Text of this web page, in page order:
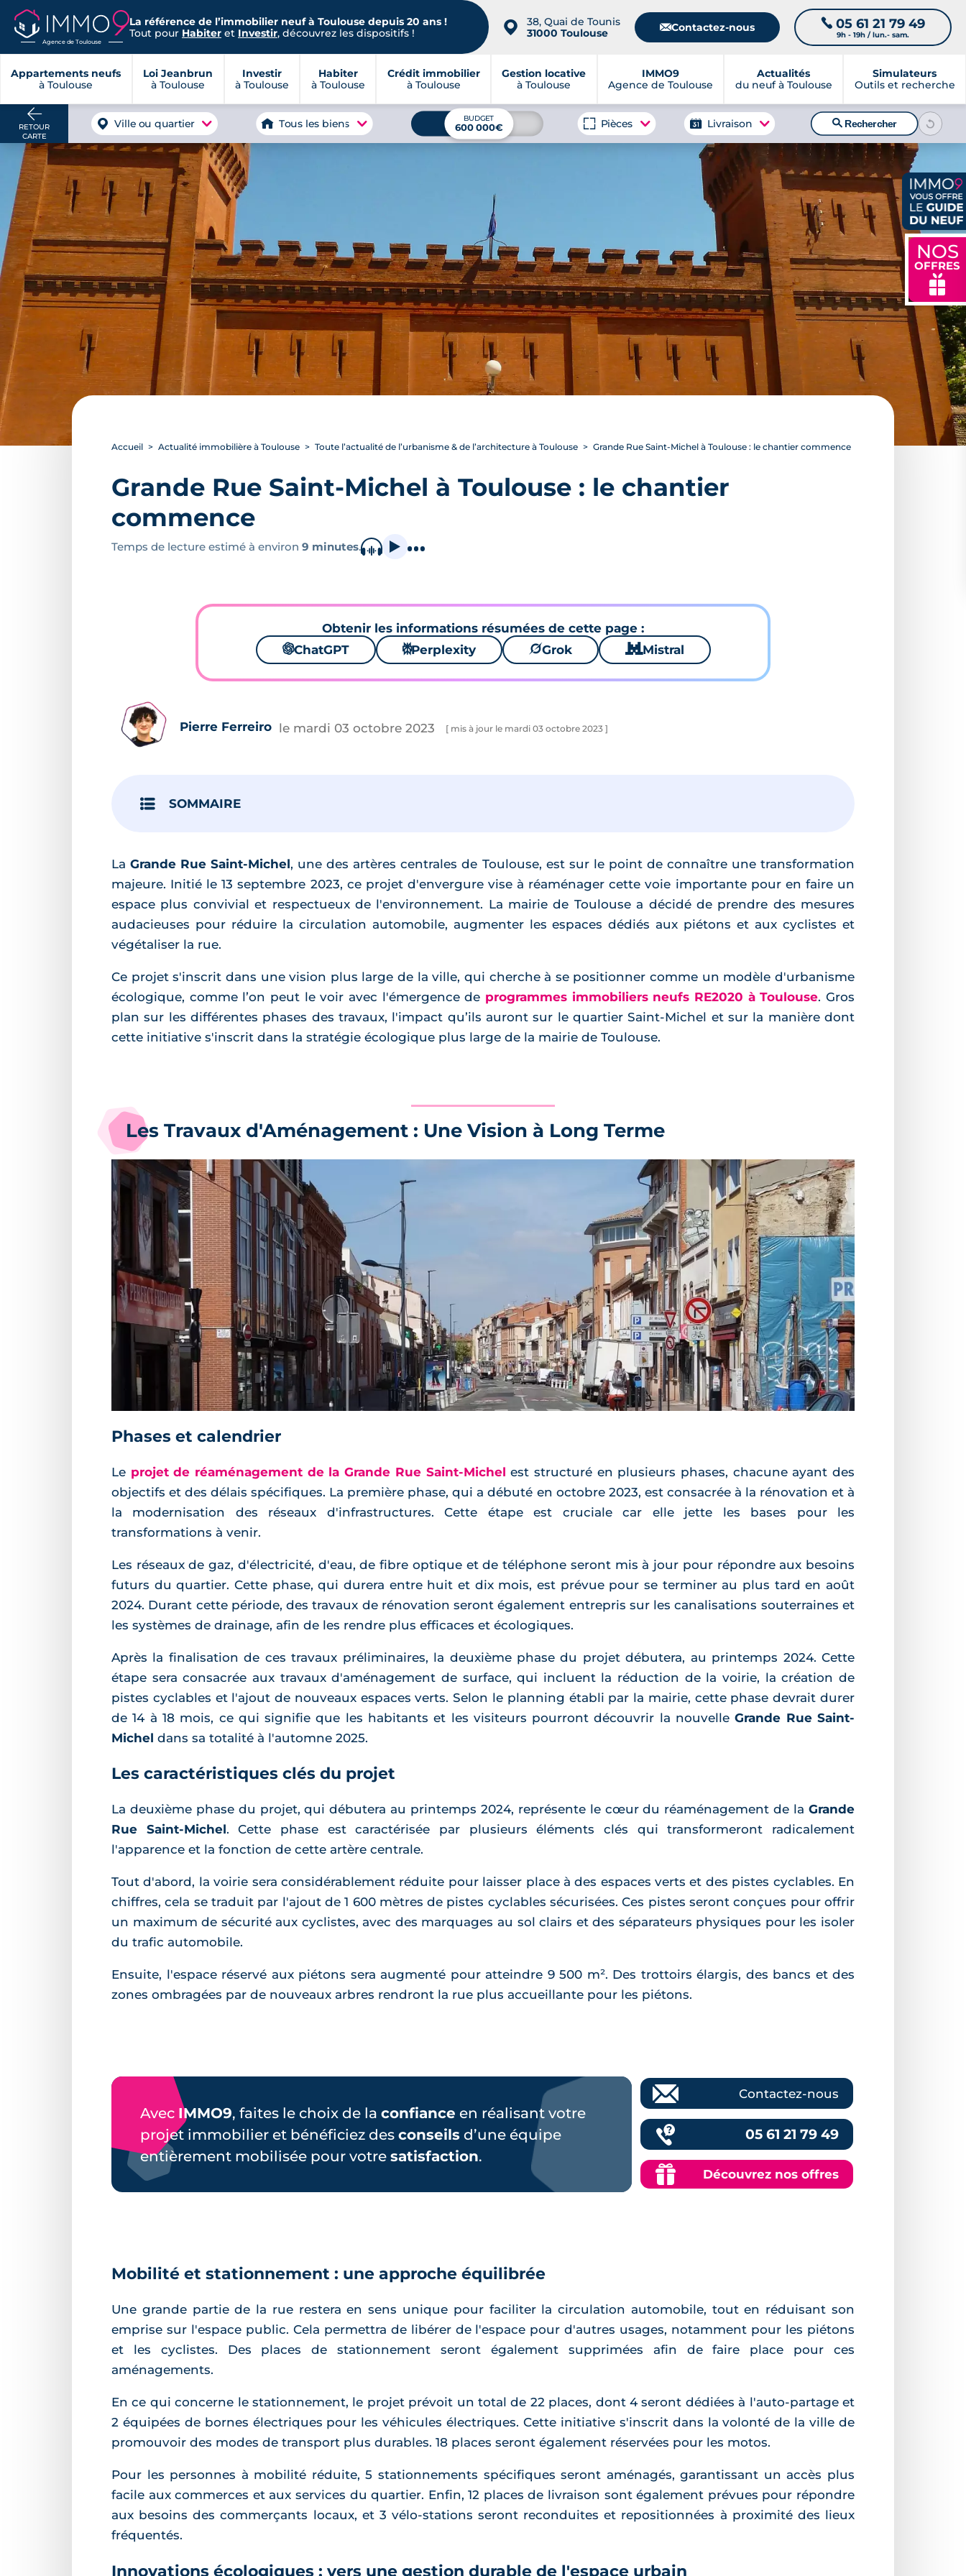
Agence de Toulouse
La référence de l’immobilier neuf à Toulouse depuis 20 ans !
Tout pour Habiter et Investir, découvrez les dispositifs ! 📍
38, Quai de Tounis
31000 Toulouse
📧Contactez-nous 📞 05 61 21 79 49
9h - 19h / lun.- sam.
Appartements neufs
à Toulouse
Loi Jeanbrun
à Toulouse
Investir
à Toulouse
Habiter
à Toulouse
Crédit immobilier
à Toulouse
Gestion locative
à Toulouse
IMMO9
Agence de Toulouse
Actualités
du neuf à Toulouse
Simulateurs
Outils et recherche
NOS
OFFRES
🎁
RETOUR
CARTE
Ville ou quartier Tous les biens BUDGET
600 000€ Pièces Livraison 🔍Rechercher
Accueil Actualité immobilière à Toulouse Toute l’actualité de l’urbanisme & de l’architecture à Toulouse Grande Rue Saint-Michel à Toulouse : le chantier commence
Grande Rue Saint-Michel à Toulouse : le chantier
commence
Temps de lecture estimé à environ 9 minutes.
Obtenir les informations résumées de cette page :
🌌ChatGPT ⚙Perplexity 🪐Grok 🐱 Mistral
Pierre Ferreiro le mardi 03 octobre 2023 [ mis à jour le mardi 03 octobre 2023 ]
SOMMAIRE
LaGrande Rue Saint-Michel, une des artères centrales de Toulouse, est sur le point de connaître une transformation
majeure. Initié le 13 septembre 2023, ce projet d'envergure vise à réaménager cette voie importante pour en faire un
espace plus convivial et respectueux de l'environnement. La mairie de Toulouse a décidé de prendre des mesures
audacieuses pour réduire la circulation automobile, augmenter les espaces dédiés aux piétons et aux cyclistes et
végétaliser la rue.
Ce projet s'inscrit dans une vision plus large de la ville, qui cherche à se positionner comme un modèle d'urbanisme
écologique, comme l’on peut le voir avec l'émergence de programmes immobiliers neufs RE2020 à Toulouse. Gros
plan sur les différentes phases des travaux, l'impact qu’ils auront sur le quartier Saint-Michel et sur la manière dont
cette initiative s'inscrit dans la stratégie écologique plus large de la mairie de Toulouse.
Les Travaux d'Aménagement : Une Vision à Long Terme
Phases et calendrier
Le projet de réaménagement de la Grande Rue Saint-Michel est structuré en plusieurs phases, chacune ayant des
objectifs et des délais spécifiques. La première phase, qui a débuté en octobre 2023, est consacrée à la rénovation et à
la modernisation des réseaux d'infrastructures. Cette étape est cruciale car elle jette les bases pour les
transformations à venir.
Les réseaux de gaz, d'électricité, d'eau, de fibre optique et de téléphone seront mis à jour pour répondre aux besoins
futurs du quartier. Cette phase, qui durera entre huit et dix mois, est prévue pour se terminer au plus tard en août
2024. Durant cette période, des travaux de rénovation seront également entrepris sur les canalisations souterraines et
les systèmes de drainage, afin de les rendre plus efficaces et écologiques.
Après la finalisation de ces travaux préliminaires, la deuxième phase du projet débutera, au printemps 2024. Cette
étape sera consacrée aux travaux d'aménagement de surface, qui incluent la réduction de la voirie, la création de
pistes cyclables et l'ajout de nouveaux espaces verts. Selon le planning établi par la mairie, cette phase devrait durer
de 14 à 18 mois, ce qui signifie que les habitants et les visiteurs pourront découvrir la nouvelleGrande Rue Saint-
Michel dans sa totalité à l'automne 2025.
Les caractéristiques clés du projet
La deuxième phase du projet, qui débutera au printemps 2024, représente le cœur du réaménagement de la Grande
Rue Saint-Michel. Cette phase est caractérisée par plusieurs éléments clés qui transformeront radicalement
l'apparence et la fonction de cette artère centrale.
Tout d'abord, la voirie sera considérablement réduite pour laisser place à des espaces verts et des pistes cyclables. En
chiffres, cela se traduit par l'ajout de 1 600 mètres de pistes cyclables sécurisées. Ces pistes seront conçues pour offrir
un maximum de sécurité aux cyclistes, avec des marquages au sol clairs et des séparateurs physiques pour les isoler
du trafic automobile.
Ensuite, l'espace réservé aux piétons sera augmenté pour atteindre 9 500 m². Des trottoirs élargis, des bancs et des
zones ombragées par de nouveaux arbres rendront la rue plus accueillante pour les piétons.
Avec IMMO9, faites le choix de la confiance en réalisant votre
projet immobilier et bénéficiez des conseils d’une équipe
entièrement mobilisée pour votre satisfaction.
Contactez-nous
05 61 21 79 49
Découvrez nos offres
Mobilité et stationnement : une approche équilibrée
Une grande partie de la rue restera en sens unique pour faciliter la circulation automobile, tout en réduisant son
emprise sur l'espace public. Cela permettra de libérer de l'espace pour d'autres usages, notamment pour les piétons
et les cyclistes. Des places de stationnement seront également supprimées afin de faire place pour ces
aménagements.
En ce qui concerne le stationnement, le projet prévoit un total de 22 places, dont 4 seront dédiées à l'auto-partage et
2 équipées de bornes électriques pour les véhicules électriques. Cette initiative s'inscrit dans la volonté de la ville de
promouvoir des modes de transport plus durables. 18 places seront également réservées pour les motos.
Pour les personnes à mobilité réduite, 5 stationnements spécifiques seront aménagés, garantissant un accès plus
facile aux commerces et aux services du quartier. Enfin, 12 places de livraison sont également prévues pour répondre
aux besoins des commerçants locaux, et 3 vélo-stations seront reconduites et repositionnées à proximité des lieux
fréquentés.
Innovations écologiques : vers une gestion durable de l'espace urbain